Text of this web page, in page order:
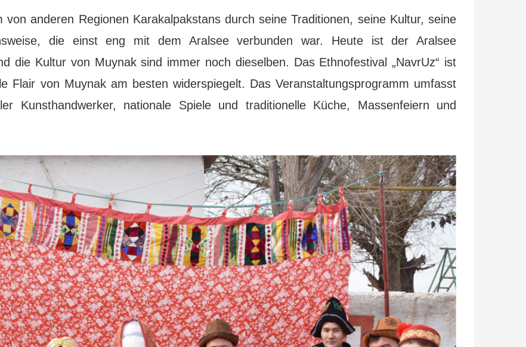
anderen Regionen Karakalpakstans durch seine Traditionen, seine Kultur, seine
die einst eng mit dem Aralsee verbunden war. Heute ist der Aralsee
die Kultur von Muynak sind immer noch dieselben. Das Ethnofestival „NavrUz“ ist
Flair von Muynak am besten widerspiegelt. Das Veranstaltungsprogramm umfasst
Kunsthandwerker, nationale Spiele und traditionelle Küche, Massenfeiern und